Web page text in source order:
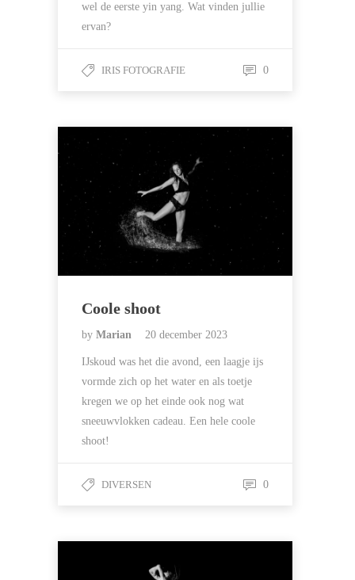
wel de eerste yin yang. Wat vinden jullie
ervan?
IRIS FOTOGRAFIE 0
Coole shoot
by Marian 20 december 2023
IJskoud was het die avond, een laagje ijs
vormde zich op het water en als toetje
kregen we op het einde ook nog wat
sneeuwvlokken cadeau. Een hele coole
shoot!
DIVERSEN 0